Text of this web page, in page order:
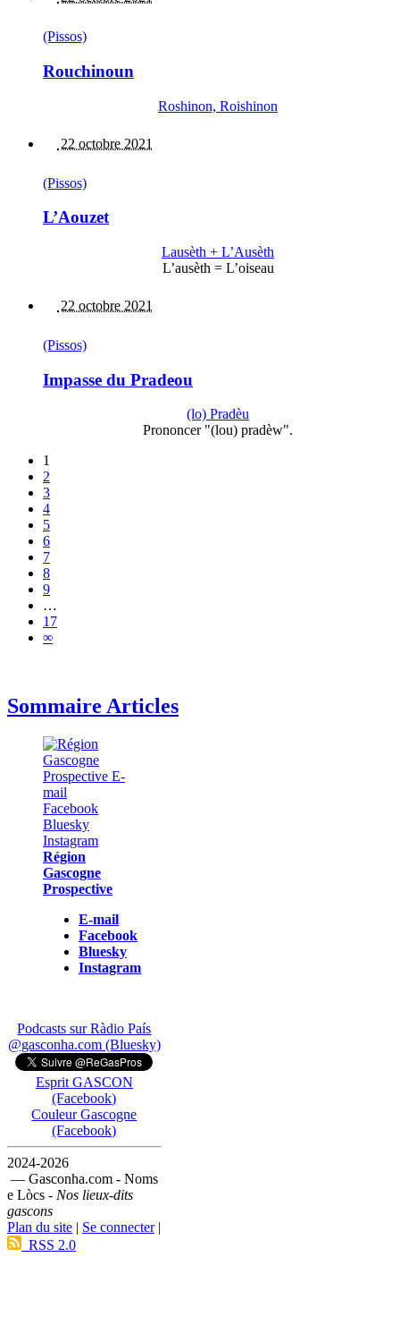
(Pissos)
Rouchinoun
Roshinon, Roishinon
22 octobre 2021
(Pissos)
L’Aouzet
Lausèth + L’Ausèth
L’ausèth = L’oiseau
22 octobre 2021
(Pissos)
Impasse du Pradeou
(lo) Pradèu
Prononcer "(lou) pradèw".
1
2
3
4
5
6
7
8
9
…
17
∞
Sommaire Articles
Région
Gascogne
Prospective
E-mail
Facebook
Bluesky
Instagram
Podcasts sur Ràdio País
@gasconha.com (Bluesky)
Esprit GASCON
(Facebook)
Couleur Gascogne
(Facebook)
2024-2026
— Gasconha.com - Noms
e Lòcs - Nos lieux-dits
gascons
Plan du site | Se connecter|
RSS 2.0